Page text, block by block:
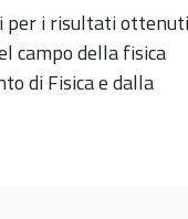
per i risultati
campo della fisica
di Fisica e dalla